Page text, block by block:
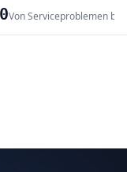
0Von Serviceproblemen